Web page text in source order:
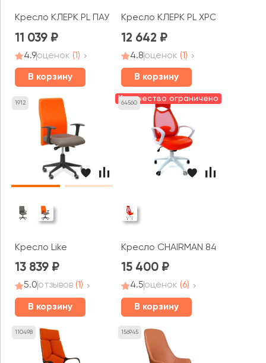
Кресло КЛЕРК PL ПАУК
11 039
4.9оценок (1)
В корзину
Кресло КЛЕРК PL ХРОМ ПАУК
12 642
4.8оценок (1)
В корзину
1912
Кресло Like
13 839
5.0отзывов (1)
В корзину
64560
Количество ограничено
Кресло CHAIRMAN 840 белый
15 400
4.5оценок (6)
В корзину
110498 156945